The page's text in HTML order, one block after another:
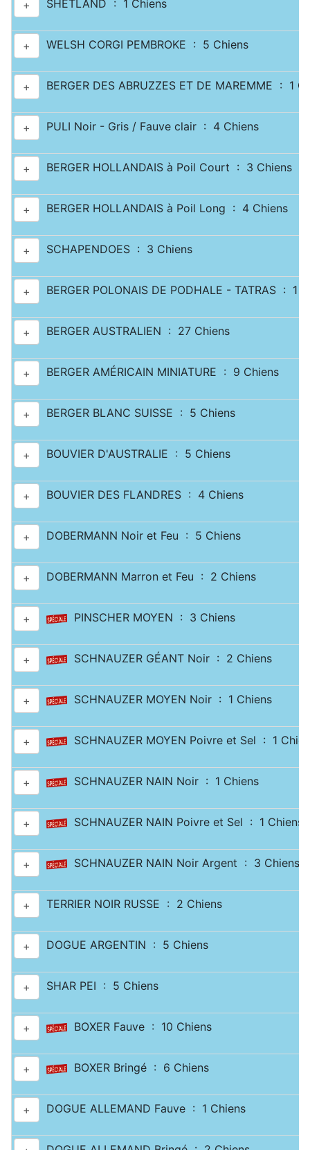
+ SHETLAND : 1 Chiens
+ WELSH CORGI PEMBROKE : 5 Chiens
+ BERGER DES ABRUZZES ET DE MAREMME : 1
+ PULI Noir - Gris / Fauve clair : 4 Chiens
+ BERGER HOLLANDAIS à Poil Court : 3 Chiens
+ BERGER HOLLANDAIS à Poil Long : 4 Chiens
+ SCHAPENDOES : 3 Chiens
+ BERGER POLONAIS DE PODHALE - TATRAS : 1
+ BERGER AUSTRALIEN : 27 Chiens
+ BERGER AMÉRICAIN MINIATURE : 9 Chiens
+ BERGER BLANC SUISSE : 5 Chiens
+ BOUVIER D'AUSTRALIE : 5 Chiens
+ BOUVIER DES FLANDRES : 4 Chiens
+ DOBERMANN Noir et Feu : 5 Chiens
+ DOBERMANN Marron et Feu : 2 Chiens
+ PINSCHER MOYEN : 3 Chiens
+ SCHNAUZER GÉANT Noir : 2 Chiens
+ SCHNAUZER MOYEN Noir : 1 Chiens
+ SCHNAUZER MOYEN Poivre et Sel : 1
+ SCHNAUZER NAIN Noir : 1 Chiens
+ SCHNAUZER NAIN Poivre et Sel : 1 Chiens
+ SCHNAUZER NAIN Noir Argent : 3 Chiens
+ TERRIER NOIR RUSSE : 2 Chiens
+ DOGUE ARGENTIN : 5 Chiens
+ SHAR PEI : 5 Chiens
+ BOXER Fauve : 10 Chiens
+ BOXER Bringé : 6 Chiens
+ DOGUE ALLEMAND Fauve : 1 Chiens